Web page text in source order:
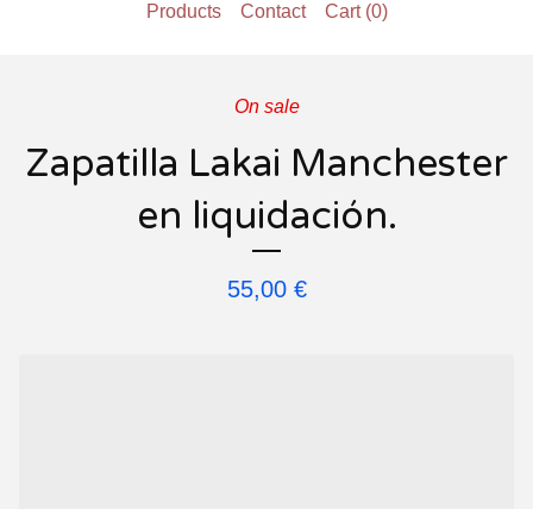
Products Contact Cart (0)
On sale
Zapatilla Lakai Manchester
en liquidación.
55,00 €